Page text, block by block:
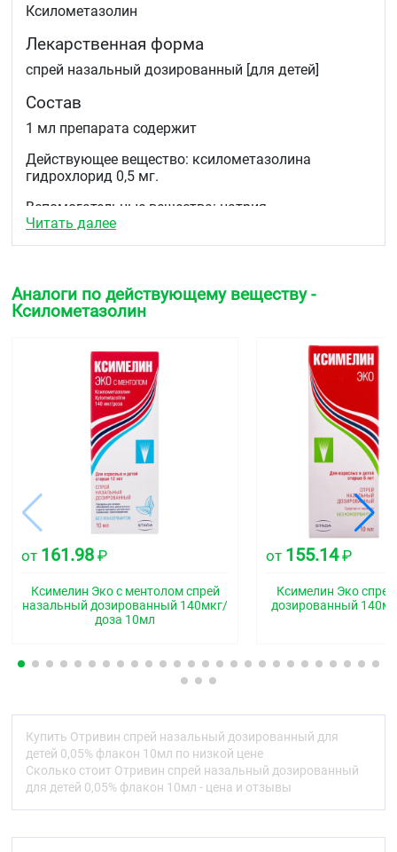
Ксилометазолин
Лекарственная форма
спрей назальный дозированный [для детей]
Состав
1 мл препарата содержит
Действующее вещество: ксилометазолина
гидрохлорид 0,5 мг.
Вспомогательные вещества: натрия
дигидрофосфата дигидрат, натрия гидрофосфата
додекагидрат, динатрия эдетат, бензалкония
натрия хлорид, вода.
прозрачный бесцветный раствор практически без
Фармакотерапевтическая группа
Противоконгестивное средство - альфа-
адреномиметик
R01AA07
Фармакологические свойства
Фармакодинамика
Ксилометазолин относится к группе местных
сосудосуживающих средств (деконгестантов) с а-
адреномиметическим действием, вызывает
оболочки носоглотки. Облегчает носовое дыхание
Отривин®хорошо переносится пациентами с
чувствительной слизистой оболочкой, его
воздействие не препятствует отделению слизи.
Отривин®имеет сбалансированное значение pH,
характерное для полости носа. В состав препарата
которые являются увлажнителями. Таким
Читать далее
Аналоги по действующему веществу -
Ксилометазолин
от 161.98 ₽
Ксимелин Эко с ментолом спрей
назальный дозированный 140мкг/
доза 10мл
от 155.14₽
Ксимелин Эко
дозированный
Купить Отривин спрей назальный дозированный для
детей 0,05% флакон 10мл по низкой цене
Сколько стоит Отривин спрей назальный дозированный
для детей 0,05% флакон 10мл - цена и отзывы